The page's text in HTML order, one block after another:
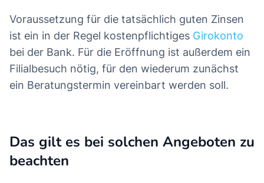
Voraussetzung für die tatsächlich guten Zinsen
ist ein in der Regel kostenpflichtiges Girokonto
bei der Bank. Für die Eröffnung ist außerdem ein
Filialbesuch nötig, für den wiederum zunächst
ein Beratungstermin vereinbart werden soll.
Das gilt es bei solchen Angeboten zu
beachten